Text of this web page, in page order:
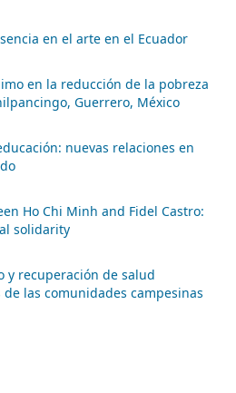
en el arte en el Ecuador
en la reducción de la pobreza
Guerrero, México
nuevas relaciones en
Ho Chi Minh and Fidel Castro:
solidarity
y recuperación de salud
las comunidades campesinas